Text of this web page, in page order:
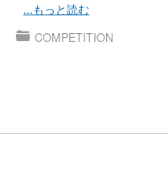
...もっと読む
COMPETITION